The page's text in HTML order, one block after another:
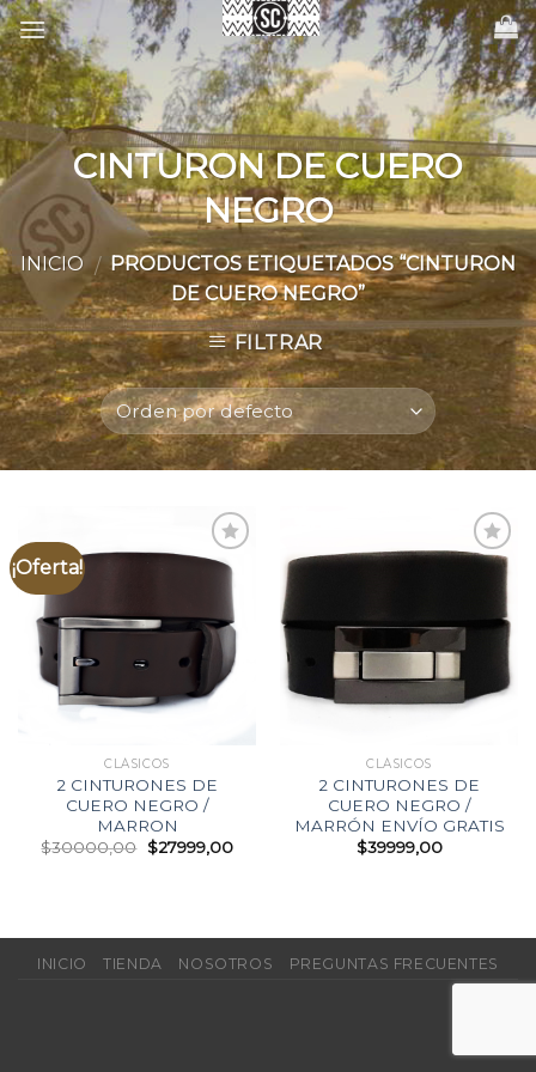
Skip
to
content
CINTURON DE CUERO
NEGRO
INICIO / PRODUCTOS ETIQUETADOS “CINTURON
DE CUERO NEGRO”
FILTRAR
¡Oferta!
Agregar
Lista de
deseos
CLÁSICOS
2 CINTURONES DE
CUERO NEGRO /
MARRON
$30000,00 $27999,00
Agregar
deseos
CLÁSICOS
2 CINTURONES DE
CUERO NEGRO /
MARRÓN ENVÍO GRATIS
$39999,00
INICIO TIENDA NOSOTROS PREGUNTAS FRECUENTES